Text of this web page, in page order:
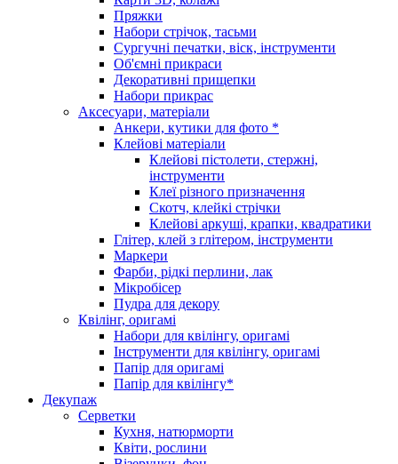
Пряжки
Набори стрічок, тасьми
Сургучні печатки, віск, інструменти
Об'ємні прикраси
Декоративні прищепки
Набори прикрас
Аксесуари, матеріали
Анкери, кутики для фото *
Клейові матеріали
Клейові пістолети, стержні,
інструменти
Клеї різного призначення
Скотч, клейкі стрічки
Клейові аркуші, крапки, квадратики
Глітер, клей з глітером, інструменти
Маркери
Фарби, рідкі перлини, лак
Мікробісер
Пудра для декору
Квілінг, оригамі
Набори для квілінгу, оригамі
Інструменти для квілінгу, оригамі
Папір для оригамі
Папір для квілінгу*
Декупаж
Серветки
Кухня, натюрморти
Квіти, рослини